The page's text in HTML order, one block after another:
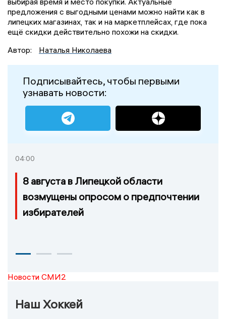
предложения с выгодными ценами можно найти как в
липецких магазинах, так и на маркетплейсах, где пока
ещё скидки действительно похожи на скидки.
Автор:
Наталья Николаева
Подписывайтесь, чтобы первыми
узнавать новости:
04:00
8 августа в Липецкой области
возмущены опросом о предпочтении
избирателей
Новости СМИ2
Наш Хоккей